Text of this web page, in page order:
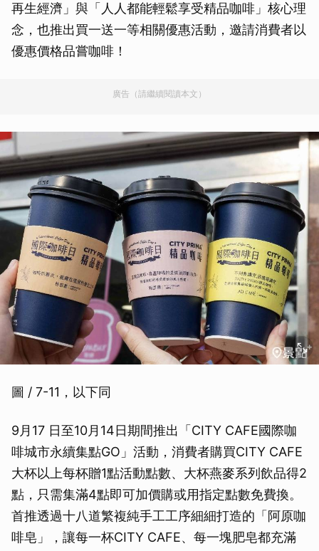
再生經濟」與「人人都能輕鬆享受精品咖啡」核心理
念，也推出買一送一等相關優惠活動，邀請消費者以
優惠價格品嘗咖啡！
廣告（請繼續閱讀本文）
圖 / 7-11，以下同
9月17 日至10月14日期間推出「CITY CAFE國際咖
啡城市永續集點GO」活動，消費者購買CITY CAFE
大杯以上每杯贈1點活動點數、大杯燕麥系列飲品得2
點，只需集滿4點即可加價購或用指定點數免費換。
首推透過十八道繁複純手工工序細細打造的「阿原咖
啡皂」，讓每一杯CITY CAFE、每一塊肥皂都充滿